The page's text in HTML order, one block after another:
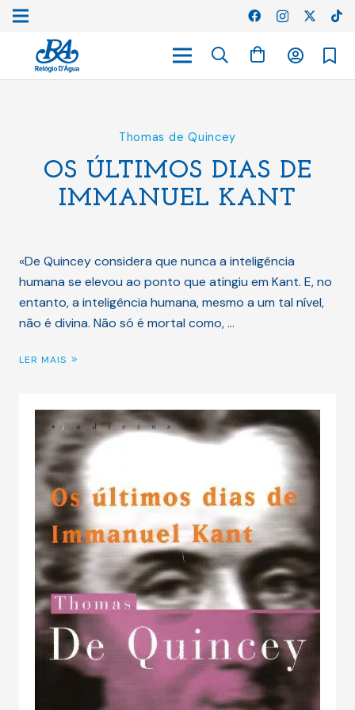
Thomas de Quincey
OS ÚLTIMOS DIAS DE
IMMANUEL KANT
«De Quincey considera que nunca a inteligência
humana se elevou ao ponto que atingiu em Kant. E, no
entanto, a inteligência humana, mesmo a um tal nível,
não é divina. Não só é mortal como, …
LER MAIS